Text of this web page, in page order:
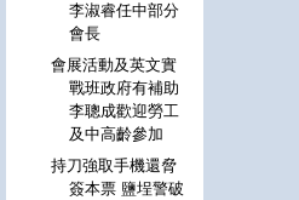
李淑睿任中部分
會長
會展活動及英文實
戰班政府有補助
李聰成歡迎勞工
及中高齡參加
持刀強取手機還脅
簽本票 鹽埕警破